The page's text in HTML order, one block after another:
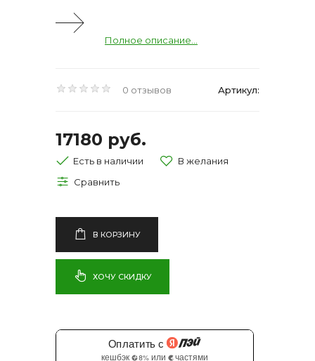
Полное описание...
0 отзывов Артикул:
17180 руб.
Есть в наличии
В КОРЗИНУ
ХОЧУ СКИДКУ